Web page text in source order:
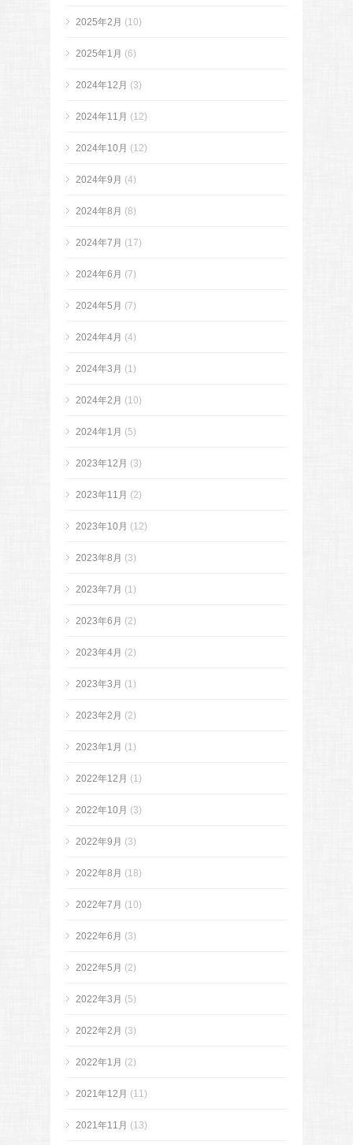
2025年2月 (10)
2025年1月 (6)
2024年12月 (3)
2024年11月 (12)
2024年10月 (12)
2024年9月 (4)
2024年8月 (8)
2024年7月 (17)
2024年6月 (7)
2024年5月 (7)
2024年4月 (4)
2024年3月 (1)
2024年2月 (10)
2024年1月 (5)
2023年12月 (3)
2023年11月 (2)
2023年10月 (12)
2023年8月 (3)
2023年7月 (1)
2023年6月 (2)
2023年4月 (2)
2023年3月 (1)
2023年2月 (2)
2023年1月 (1)
2022年12月 (1)
2022年10月 (3)
2022年9月 (3)
2022年8月 (18)
2022年7月 (10)
2022年6月 (3)
2022年5月 (2)
2022年3月 (5)
2022年2月 (3)
2022年1月 (2)
2021年12月 (11)
2021年11月 (13)